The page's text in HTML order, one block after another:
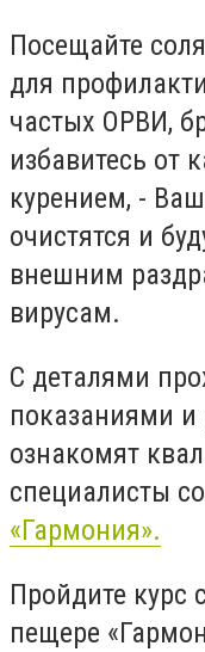
Посещайте
для
частых ОРВИ,
избавитесь от
курением, -
очистятся и
внешним
вирусам.
С деталями
показаниями
ознакомят
специалисты
«Гармония».
Пройдите курс
пещере